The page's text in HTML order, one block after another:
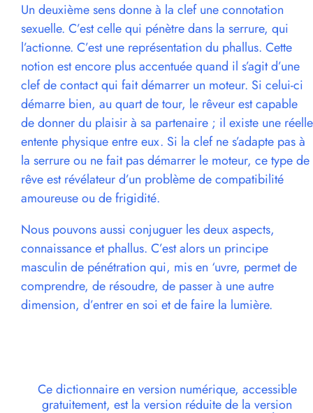
Un deuxième sens donne à la clef une connotation
sexuelle. C’est celle qui pénètre dans la serrure, qui
l’actionne. C’est une représentation du phallus. Cette
notion est encore plus accentuée quand il s’agit d’une
clef de contact qui fait démarrer un moteur. Si celui-ci
démarre bien, au quart de tour, le rêveur est capable
de donner du plaisir à sa partenaire ; il existe une réelle
entente physique entre eux. Si la clef ne s’adapte pas à
la serrure ou ne fait pas démarrer le moteur, ce type de
rêve est révélateur d’un problème de compatibilité
amoureuse ou de frigidité.
Nous pouvons aussi conjuguer les deux aspects,
connaissance et phallus. C’est alors un principe
masculin de pénétration qui, mis en ‘uvre, permet de
comprendre, de résoudre, de passer à une autre
dimension, d’entrer en soi et de faire la lumière.
Ce dictionnaire en version numérique, accessible
gratuitement, est la version réduite de la version